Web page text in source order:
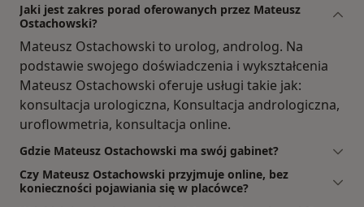
Jaki jest zakres porad oferowanych przez Mateusz
Ostachowski?
Mateusz Ostachowski to urolog, androlog. Na
podstawie swojego doświadczenia i wykształcenia
Mateusz Ostachowski oferuje usługi takie jak:
konsultacja urologiczna, Konsultacja andrologiczna,
uroflowmetria, konsultacja online.
Gdzie Mateusz Ostachowski ma swój gabinet?
Czy Mateusz Ostachowski przyjmuje online, bez
konieczności pojawiania się w placówce?